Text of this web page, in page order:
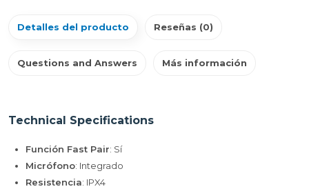
Detalles del producto Reseñas (0)
Questions and Answers Más información
Technical Specifications
Función Fast Pair: Sí
Micrófono: Integrado
Resistencia: IPX4